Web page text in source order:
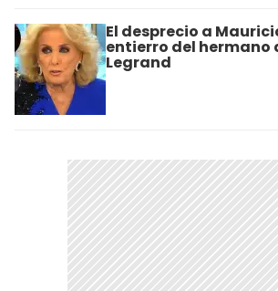
El desprecio a
entierro del hermano
Legrand